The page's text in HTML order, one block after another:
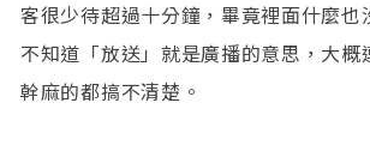
客很少待超過十分鐘，畢竟裡面什麼也
不知道「放送」就是廣播的意思，大概
幹麻的都搞不清楚。